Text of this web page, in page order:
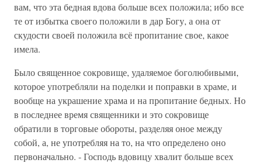
вам, что эта бедная вдова больше всех положила; ибо все
те от избытка своего положили в дар Богу, а она от
скудости своей положила всё пропитание свое, какое
имела.
Было священное сокровище, удаляемое боголюбивыми,
которое употребляли на поделки и поправки в храме, и
вообще на украшение храма и на пропитание бедных. Но
в последнее время священники и это сокровище
обратили в торговые обороты, разделяя оное между
собой, а, не употребляя на то, на что определено оно
первоначально. - Господь вдовицу хвалит больше всех